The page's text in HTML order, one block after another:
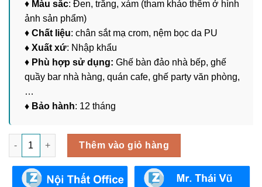
♦ Màu sắc: Đen, trắng, xám (tham khảo thêm ở hình
ảnh sản phẩm)
♦ Chất liệu: chân sắt mạ crom, nệm bọc da PU
♦ Xuất xứ: Nhập khẩu
♦ Phù hợp sử dụng: Ghế bàn đảo nhà bếp, ghế
quầy bar nhà hàng, quán cafe, ghế party văn phòng,
…
♦ Bảo hành: 12 tháng
Ghế Quầy Bar Nhập Khẩu GBR-003 số lượng
Thêm vào giỏ hàng